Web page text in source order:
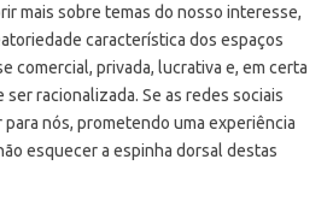
mais sobre temas do nosso interesse,
característica dos espaços
comercial, privada, lucrativa e, em certa
racionalizada. Se as redes sociais
nós, prometendo uma experiência
esquecer a espinha dorsal destas